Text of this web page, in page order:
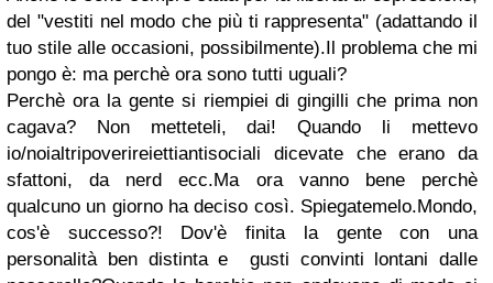
del "vestiti nel modo che più ti rappresenta" (adattando il
tuo stile alle occasioni, possibilmente).Il problema che mi
pongo è: ma perchè ora sono tutti uguali?
Perchè ora la gente si riempiei di gingilli che prima non
cagava? Non metteteli, dai! Quando li mettevo
io/noialtripoverireiettiantisociali dicevate che erano da
sfattoni, da nerd ecc.Ma ora vanno bene perchè
qualcuno un giorno ha deciso così. Spiegatemelo.Mondo,
cos'è successo?! Dov'è finita la gente con una
personalità ben distinta e gusti convinti lontani dalle